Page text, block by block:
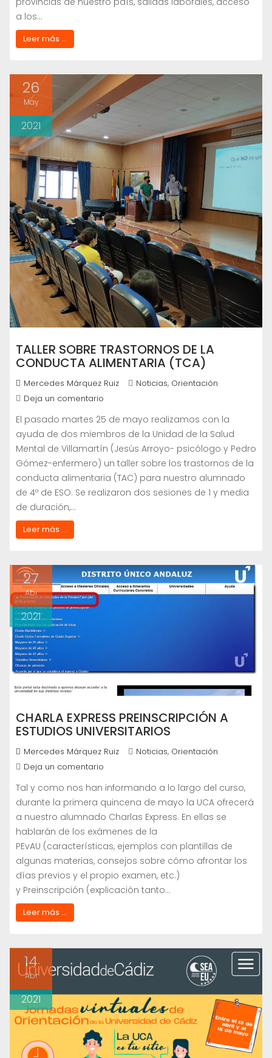
a los…
Leer más ...
26
May
2021
TALLER SOBRE TRASTORNOS DE LA
CONDUCTA ALIMENTARIA (TCA)
Mercedes Márquez Ruiz Noticias, Orientación
Deja un comentario
El pasado martes 25 de mayo realizamos con la
ayuda de dos miembros de la Unidad de la Salud
Mental de Villamartín (Jesús Arroyo- psicólogo y Pedro
Gómez-enfermero) un taller sobre los trastornos de la
conducta alimentaria (TAC) para nuestro alumnado
de 4º de ESO. Se realizaron dos sesiones de 1 y media
de duración,…
Leer más ...
27
Abr
2021
CHARLA EXPRESS PREINSCRIPCIÓN A
ESTUDIOS UNIVERSITARIOS
Mercedes Márquez Ruiz Noticias, Orientación
Deja un comentario
Tal y como nos han informando a lo largo del curso,
durante la primera quincena de mayo la UCA ofrecerá
a nuestro alumnado Charlas Express. En ellas se
hablarán de los exámenes de la
PEvAU (características, ejemplos con plantillas de
algunas materias, consejos sobre cómo afrontar los
días previos y el propio examen, etc.)
y Preinscripción (explicación tanto…
Leer más ...
14
Abr
2021